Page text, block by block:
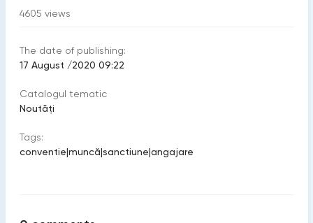
4605 views
The date of publishing:
17 August /2020 09:22
Catalogul tematic
Noutăți
Tags:
conventie|muncă|sanctiune|angajare